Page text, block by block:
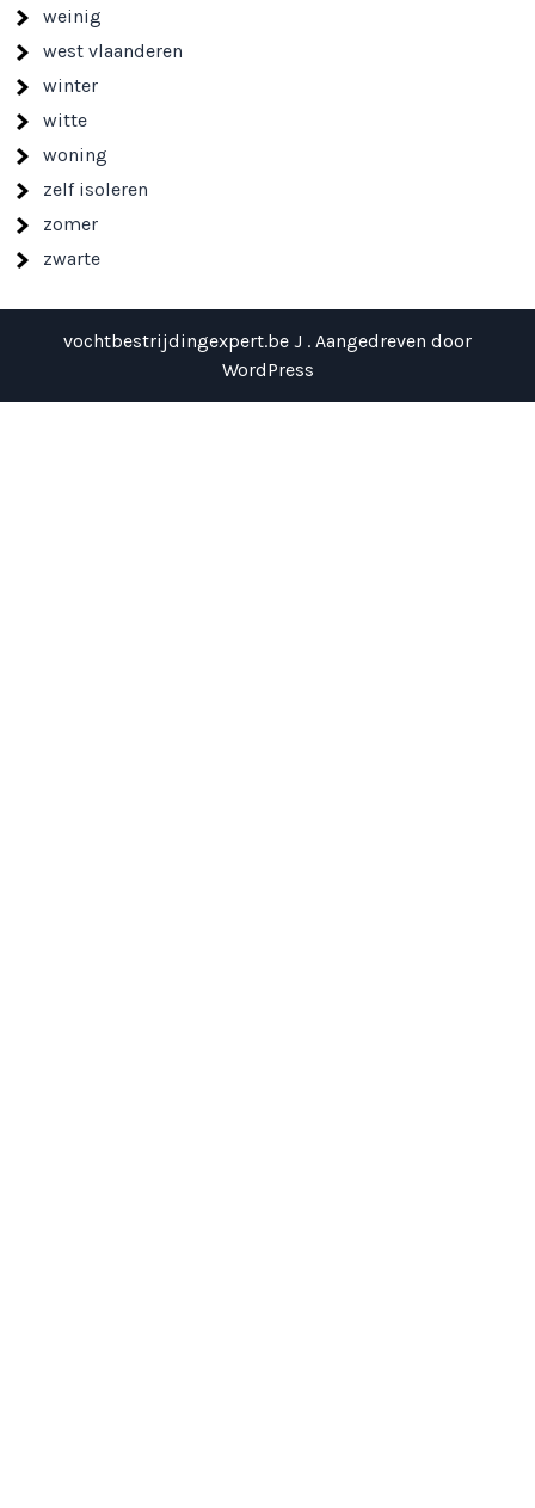
weinig
west vlaanderen
winter
witte
woning
zelf isoleren
zomer
zwarte
vochtbestrijdingexpert.be J . Aangedreven door
WordPress